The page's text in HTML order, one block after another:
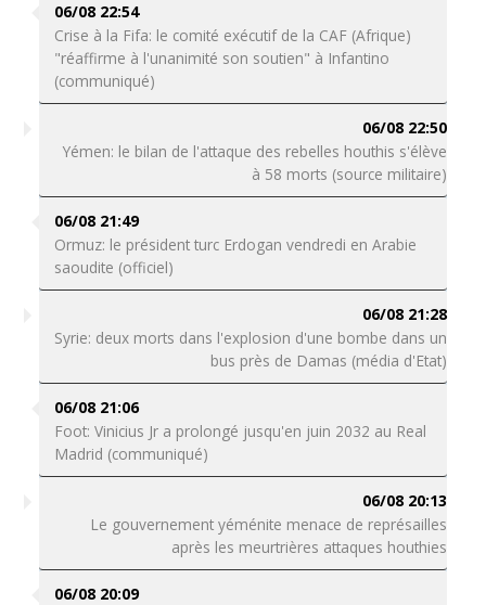
06/08 22:54
Crise à la Fifa: le comité exécutif de la CAF (Afrique)
"réaffirme à l'unanimité son soutien" à Infantino
(communiqué)
06/08 22:50
Yémen: le bilan de l'attaque des rebelles houthis s'élève
à 58 morts (source militaire)
06/08 21:49
Ormuz: le président turc Erdogan vendredi en Arabie
saoudite (officiel)
06/08 21:28
Syrie: deux morts dans l'explosion d'une bombe dans un
bus près de Damas (média d'Etat)
06/08 21:06
Foot: Vinicius Jr a prolongé jusqu'en juin 2032 au Real
Madrid (communiqué)
06/08 20:13
Le gouvernement yéménite menace de représailles
après les meurtrières attaques houthies
06/08 20:09